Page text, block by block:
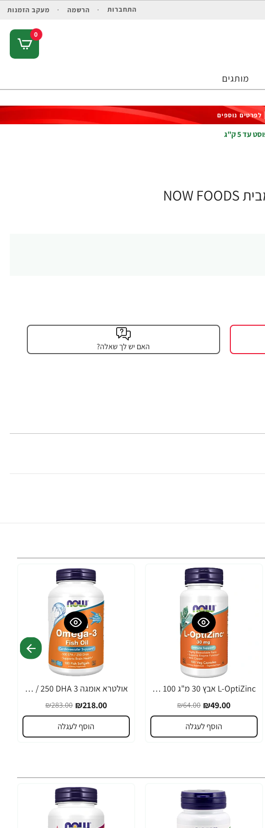
התחברות הרשמה מעקב הזמנות
0
מותגים
לפרטים נוספים
האם יש לך שאלה?
-23%
L-OptiZinc אבץ 30 מ"ג 100 כמוסות - מבית NOW FOODS
₪49.00
₪64.00
הוסף לעגלה
-23%
אולטרא אומגה 3 ‎500 EPA / 250 DHA‎‏ תכולה 180 כמוסות רכות - מבית NOW FOODS
₪218.00
₪283.00
הוסף לעגלה